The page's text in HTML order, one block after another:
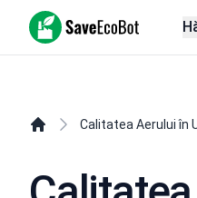
SaveEcoBot
Calitatea Aerului în